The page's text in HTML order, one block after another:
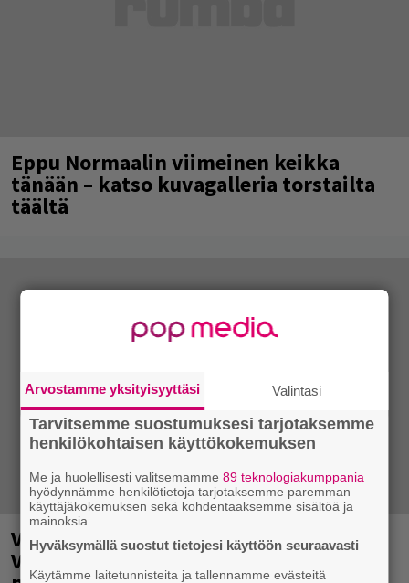
Eppu Normaalin viimeinen keikka
tänään – katso kuvagalleria torstailta
täältä
Valtava Yle 100 vuotta -tapahtuma
Veikkaus Arenalla syyskuussa – muista
Arvostamme yksityisyyttäsi Valintasi
Tarvitsemme suostumuksesi tarjotaksemme
henkilökohtaisen käyttökokemuksen
Me ja huolellisesti valitsemamme89 teknologiakumppania
hyödynnämme henkilötietoja tarjotaksemme paremman
käyttäjäkokemuksen sekä kohdentaaksemme sisältöä ja
mainoksia.
Hyväksymällä suostut tietojesi käyttöön seuraavasti
Käytämme laitetunnisteita ja tallennamme evästeitä